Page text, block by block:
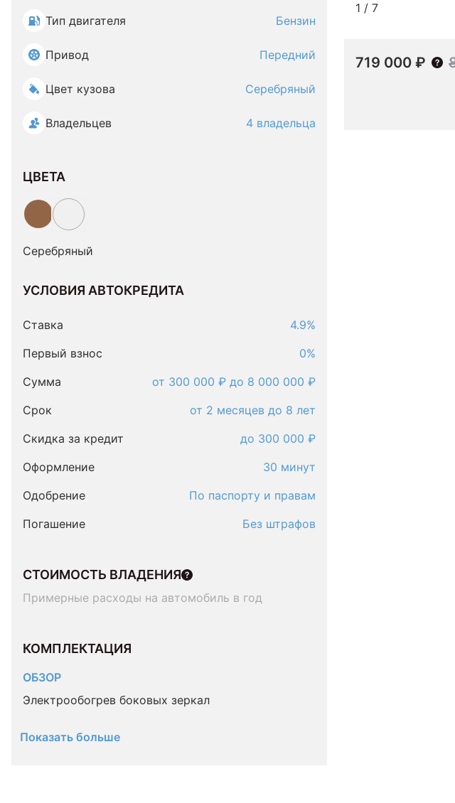
Тип двигателя Бензин
Привод Передний
Цвет кузова Серебряный
Владельцев 4 владельца
ЦВЕТА
Серебряный
УСЛОВИЯ АВТОКРЕДИТА
Ставка
4.9%
Первый взнос
0%
Сумма
от 300 000 ₽ до 8 000 000 ₽
Срок
от 2 месяцев до 8 лет
Скидка за кредит
до 300 000 ₽
Оформление
30 минут
Одобрение
По паспорту и правам
Погашение
Без штрафов
СТОИМОСТЬ ВЛАДЕНИЯ
Примерные расходы на автомобиль в год
КОМПЛЕКТАЦИЯ
ОБЗОР
Электрообогрев боковых зеркал
Показать больше
1 / 7
719 000 ₽